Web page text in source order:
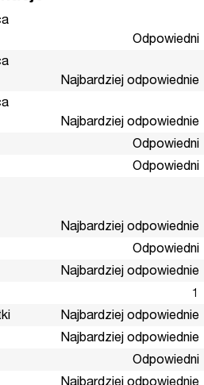
Odpowiedni
Najbardziej odpowiednie
Najbardziej odpowiednie
Odpowiedni
Odpowiedni
Najbardziej odpowiednie
Odpowiedni
Najbardziej odpowiednie
1
Najbardziej odpowiednie
Najbardziej odpowiednie
Odpowiedni